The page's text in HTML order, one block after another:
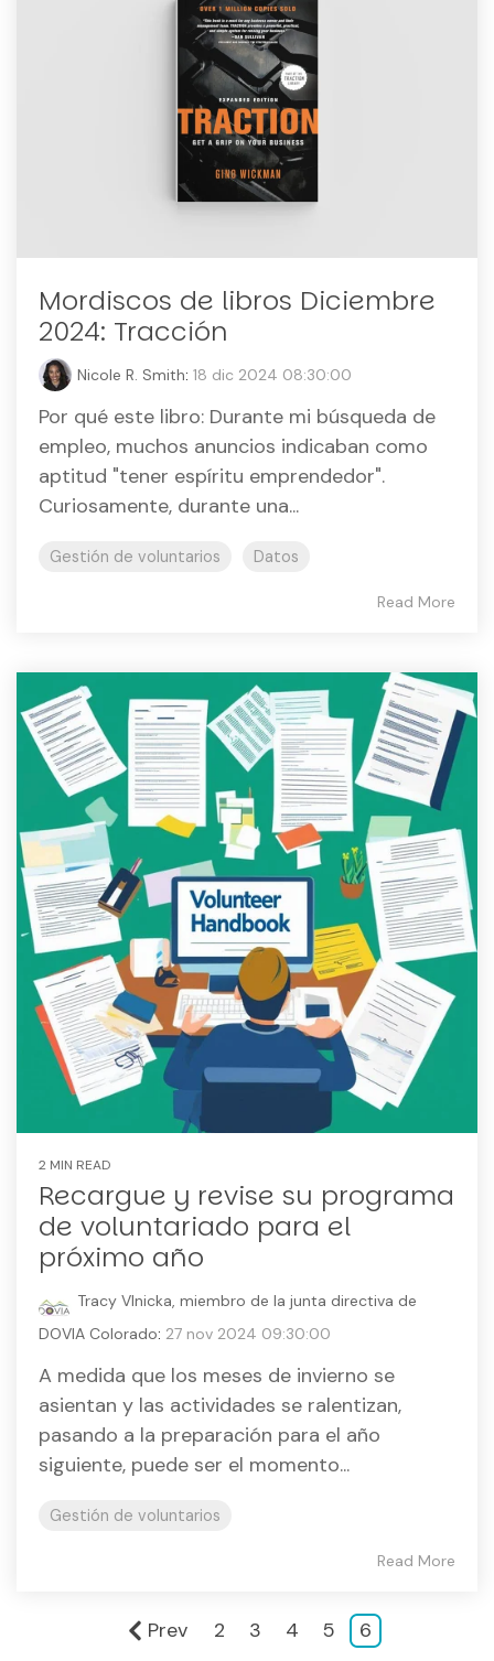
Mordiscos de libros Diciembre
2024: Tracción
Nicole R. Smith: 18 dic 2024 08:30:00
Por qué este libro: Durante mi búsqueda de
empleo, muchos anuncios indicaban como
aptitud "tener espíritu emprendedor".
Curiosamente, durante una...
Gestión de voluntarios Datos
Read More
2 MIN READ
Recargue y revise su programa
de voluntariado para el
próximo año
Tracy Vlnicka, miembro de la junta directiva de
DOVIA Colorado: 27 nov 2024 09:30:00
A medida que los meses de invierno se
asientan y las actividades se ralentizan,
pasando a la preparación para el año
siguiente, puede ser el momento...
Gestión de voluntarios
Read More
Prev 2 3 4 5 6